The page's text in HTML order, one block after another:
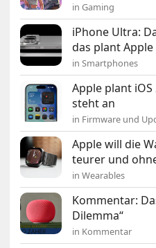
in Gaming
iPhone Ultra:
das plant
in Smartphones
Apple plant
steht an
in Firmware und
Apple will die
teurer und
in Wearables
Kommentar:
Dilemma“
in Kommentar